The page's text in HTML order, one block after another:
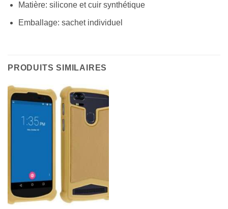
Matière: silicone et cuir synthétique
Emballage: sachet individuel
PRODUITS SIMILAIRES